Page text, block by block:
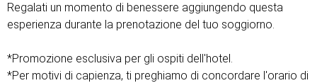
Regalati un momento di benessere aggiungendo questa
esperienza durante la prenotazione del tuo soggiorno.
*Promozione esclusiva per gli ospiti dell'hotel.
*Per motivi di capienza, ti preghiamo di concordare l'orario di